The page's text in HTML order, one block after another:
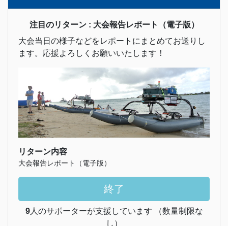
注目のリターン : 大会報告レポート（電子版）
大会当日の様子などをレポートにまとめてお送りし
ます。応援よろしくお願いいたします！
リターン内容
大会報告レポート（電子版）
終了
9人のサポーターが支援しています （数量制限な
し）